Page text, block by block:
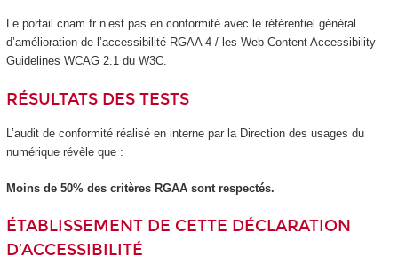
Le portail cnam.fr n’est pas en conformité avec le référentiel général
d’amélioration de l’accessibilité RGAA 4 / les Web Content Accessibility
Guidelines WCAG 2.1 du W3C.
RÉSULTATS DES TESTS
L’audit de conformité réalisé en interne par la Direction des usages du
numérique révèle que :
Moins de 50% des critères RGAA sont respectés.
ÉTABLISSEMENT DE CETTE DÉCLARATION
D’ACCESSIBILITÉ